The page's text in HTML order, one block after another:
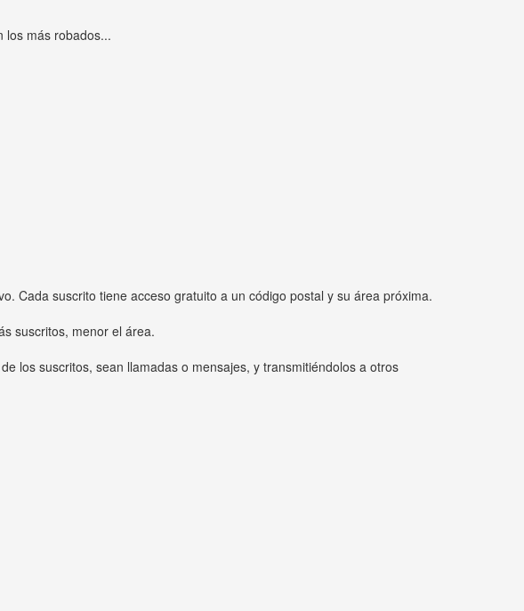
los más robados...
Cada suscrito tiene acceso gratuito a un código postal y su área próxima.
suscritos, menor el área.
los suscritos, sean llamadas o mensajes, y transmitiéndolos a otros